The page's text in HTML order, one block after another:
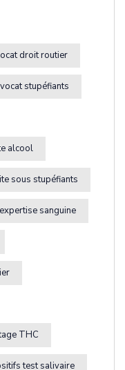
droit routier
stupéfiants
alcool
sous stupéfiants
sanguine
THC
test salivaire